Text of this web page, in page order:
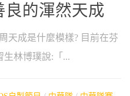
的渾然天成
天成是什麼模樣? 目前在芬
生林博璞說:「...